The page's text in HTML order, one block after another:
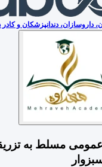
داروسازان، دندانپزشکان و کادر
مسلط به